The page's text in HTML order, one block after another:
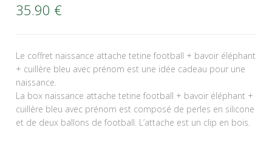
35.90 €
Le coffret naissance attache tetine football + bavoir éléphant
+ cuillère bleu avec prénom est une idée cadeau pour une
naissance.
La box naissance attache tetine football + bavoir éléphant +
cuillère bleu avec prénom est composé de perles en silicone
et de deux ballons de football. L’attache est un clip en bois.